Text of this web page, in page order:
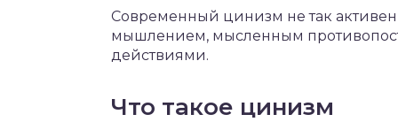
Современный цинизм не так
мышлением, мысленным
действиями.
Что такое цинизм